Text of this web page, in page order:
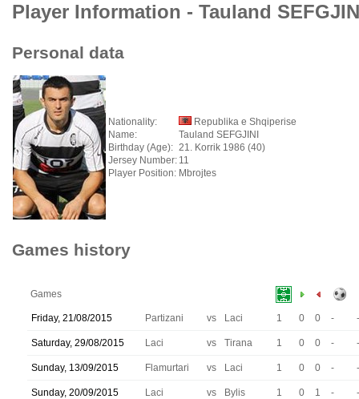
Player Information - Tauland
Personal data
Nationality:
Republika e Shqiperise
Name:
Tauland SEFGJINI
Birthday (Age): 21. Korrik 1986 (40)
Jersey Number: 11
Player Position: Mbrojtes
Games history
Games
Friday, 21/08/2015 Partizani vs Laci 1 0 0 - -
Saturday, 29/08/2015 Laci vs Tirana 1 0 0 - -
Sunday, 13/09/2015 Flamurtari vs Laci 1 0 0 - -
Sunday, 20/09/2015 Laci vs Bylis 1 0 1 - -